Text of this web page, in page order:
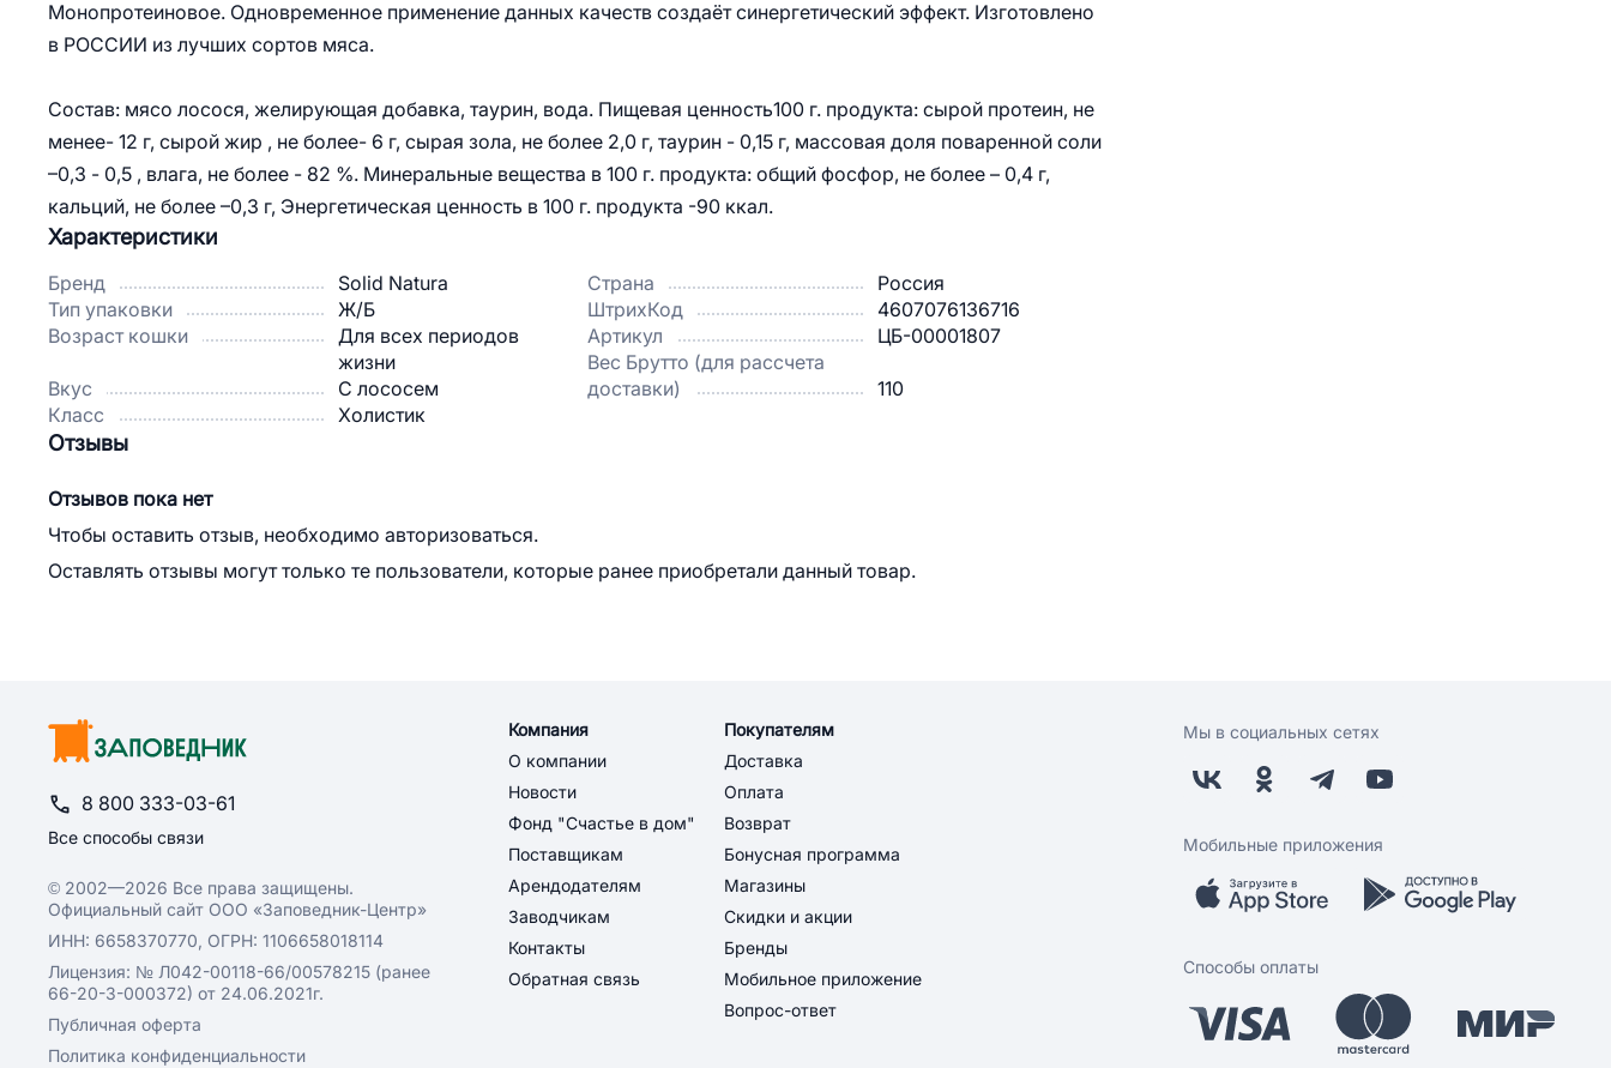
Монопротеиновое. Одновременное применение данных качеств создаёт синергетический эффект. Изготовлено
в РОССИИ из лучших сортов мяса.
Состав: мясо лосося, желирующая добавка, таурин, вода. Пищевая ценность100 г. продукта: сырой протеин, не
менее- 12 г, сырой жир , не более- 6 г, сырая зола, не более 2,0 г, таурин - 0,15 г, массовая доля поваренной соли
–0,3 - 0,5 , влага, не более - 82 %. Минеральные вещества в 100 г. продукта: общий фосфор, не более – 0,4 г,
кальций, не более –0,3 г, Энергетическая ценность в 100 г. продукта -90 ккал.
Характеристики
Бренд
Solid Natura
Тип упаковки
Ж/Б
Возраст кошки
Для всех периодов
жизни
Вкус
С лососем
Класс
Холистик
Страна
Россия
ШтрихКод
4607076136716
Артикул
ЦБ-00001807
Вес Брутто (для рассчета
доставки)
110
Отзывы
Отзывов пока нет
Чтобы оставить отзыв, необходимо авторизоваться.
Оставлять отзывы могут только те пользователи, которые ранее приобретали данный товар.
8 800 333-03-61
Все способы связи
© 2002—2026 Все права защищены.
Официальный сайт ООО «Заповедник-Центр»
ИНН: 6658370770, ОГРН: 1106658018114
Лицензия: № Л042-00118-66/00578215 (ранее
66-20-3-000372) от 24.06.2021г.
Публичная оферта
Политика конфиденциальности
Компания
О компании
Новости
Фонд "Счастье в дом"
Поставщикам
Арендодателям
Заводчикам
Контакты
Обратная связь
Покупателям
Доставка
Оплата
Возврат
Бонусная программа
Магазины
Скидки и акции
Бренды
Мобильное приложение
Вопрос-ответ
Мы в социальных сетях
Мобильные приложения
Способы оплаты